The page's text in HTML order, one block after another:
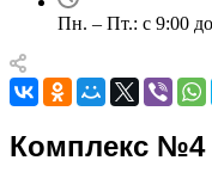
Пн. – Пт.: с 9:00
Комплекс №4